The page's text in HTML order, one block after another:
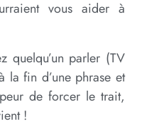
vous aider à
quelqu’un parler (TV
la fin d’une phrase et
de forcer le trait,
!